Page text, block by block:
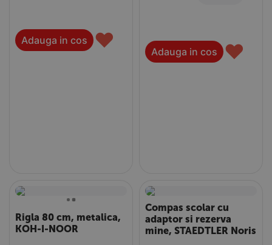
Adauga in cos ♥ Adauga in cos ♥
Rigla 80 cm, metalica,
KOH-I-NOOR
Compas scolar cu
adaptor si rezerva
mine, STAEDTLER Noris